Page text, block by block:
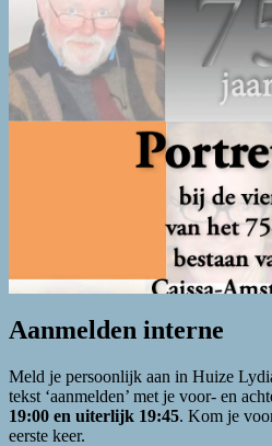
Aanmelden interne
Meld je persoonlijk aan in Huize
tekst ‘aanmelden’ met je voor- en
19:00 en uiterlijk 19:45. Kom je
eerste keer.